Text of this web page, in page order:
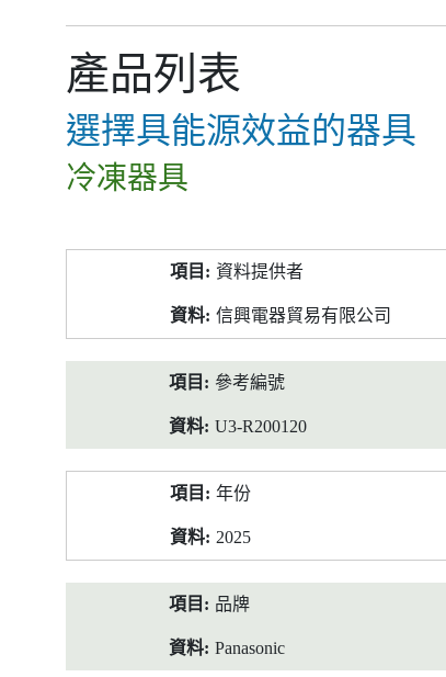
產品列表
選擇具能源效益的器具
冷凍器具
料
資料提供者
信興電器貿易有限公司
參考編號
U3-R200120
年份
2025
品牌
Panasonic